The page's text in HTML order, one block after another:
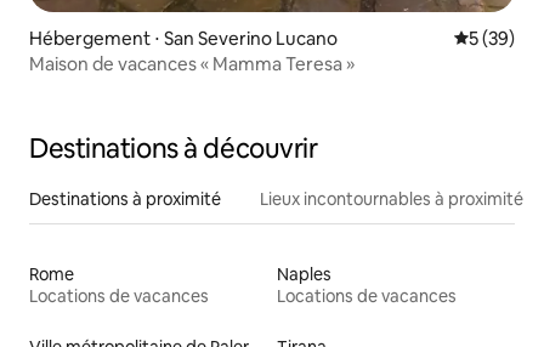
Hébergement ⋅ San Severino Lucano
5 (39)
Maison de vacances « Mamma Teresa »
Destinations à découvrir
Destinations à proximité Lieux incontournables à proximité
Rome
Locations de vacances
Naples
Locations de vacances